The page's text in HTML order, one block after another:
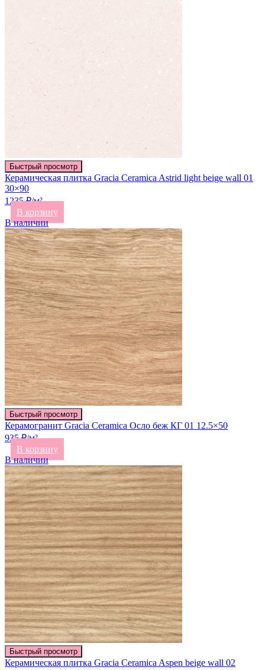
Быстрый просмотр
Керамическая плитка Gracia Ceramica Astrid light beige wall 01
30×90
1235 ₽/м²
В корзину
В наличии
Быстрый просмотр
Керамогранит Gracia Ceramica Осло беж КГ 01 12.5×50
935 ₽/м²
В корзину
В наличии
Быстрый просмотр
Керамическая плитка Gracia Ceramica Aspen beige wall 02